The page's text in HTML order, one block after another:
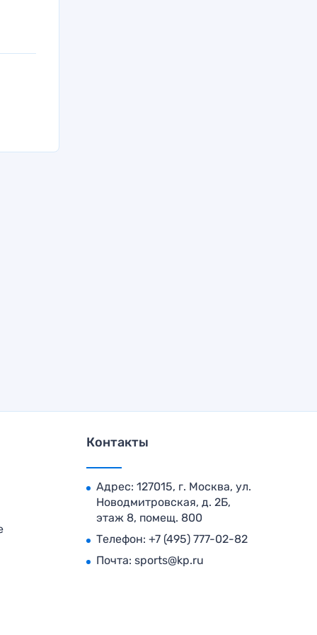
Контакты
Адрес: 127015, г. Москва, ул.
Новодмитровская, д. 2Б,
этаж 8, помещ. 800
Телефон: +7 (495) 777-02-82
Почта: sports@kp.ru